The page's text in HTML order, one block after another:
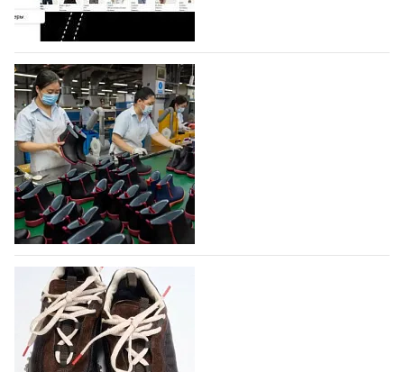
На платформе Lamoda - новый раздел и
условия продвижения локальных
дизайнерских марок
Российский маркетплейс Lamoda решил обновить
раздел для продажи продукции локальных
дизайнерских марок одежды, обуви и аксессуаров.
Бренды также получат маркетинговую…
06.08.2026 321
Объем мирового производства обуви в
2025 году практически не увеличился
В 2025 году мировое производство обуви
практически не изменилось, зафиксировав